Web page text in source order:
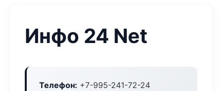
Инфо 24 Net
Телефон: +7-995-241-72-24